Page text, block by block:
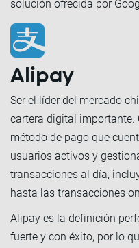
solución ofrecida por
Alipay
Ser el líder del mercado
cartera digital importante.
método de pago que
usuarios activos y
transacciones al día,
hasta las transacciones
Alipay es la definición
fuerte y con éxito, por lo